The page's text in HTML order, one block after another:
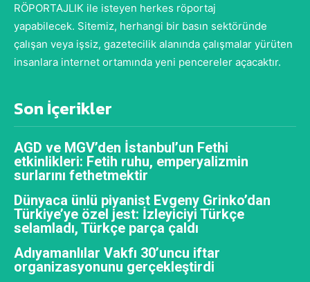
RÖPORTAJLIK ile isteyen herkes röportaj
yapabilecek. Sitemiz, herhangi bir basın sektöründe
çalışan veya işsiz, gazetecilik alanında çalışmalar yürüten
insanlara internet ortamında yeni pencereler açacaktır.
Son İçerikler
AGD ve MGV’den İstanbul’un Fethi
etkinlikleri: Fetih ruhu, emperyalizmin
surlarını fethetmektir
Dünyaca ünlü piyanist Evgeny Grinko’dan
Türkiye’ye özel jest: İzleyiciyi Türkçe
selamladı, Türkçe parça çaldı
Adıyamanlılar Vakfı 30’uncu iftar
organizasyonunu gerçekleştirdi